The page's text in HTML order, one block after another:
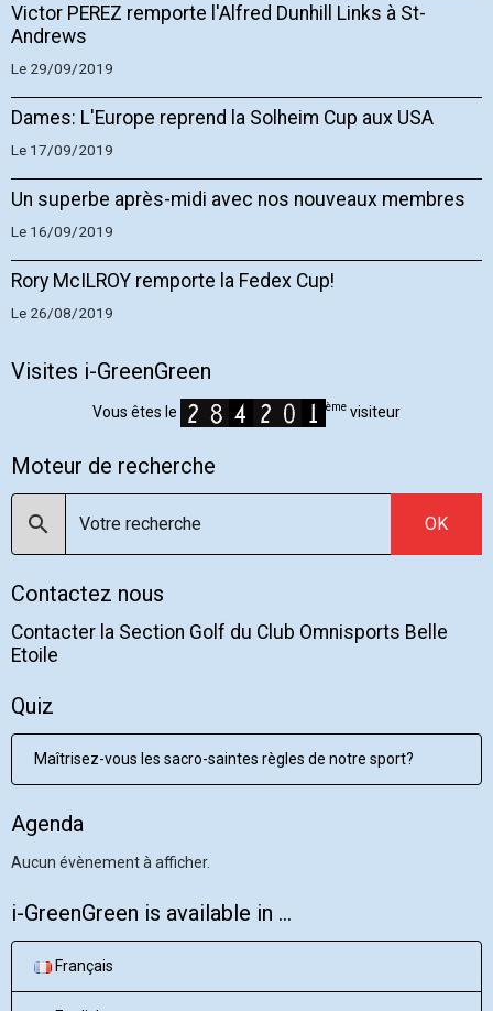
Victor PEREZ remporte l'Alfred Dunhill Links à St-
Andrews
Le 29/09/2019
Dames: L'Europe reprend la Solheim Cup aux USA
Le 17/09/2019
Un superbe après-midi avec nos nouveaux membres
Le 16/09/2019
Rory McILROY remporte la Fedex Cup!
Le 26/08/2019
Visites i-GreenGreen
Vous êtes le ème visiteur
Moteur de recherche
OK
Contactez nous
Contacter la Section Golf du Club Omnisports Belle
Etoile
Quiz
Maîtrisez-vous les sacro-saintes règles de notre sport?
Agenda
Aucun évènement à afficher.
i-GreenGreen is available in ...
Français